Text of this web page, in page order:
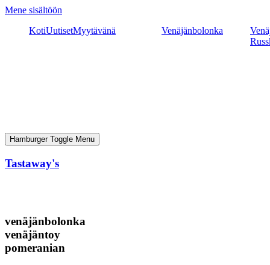
Mene sisältöön
KotiUutisetMyytävänä Venäjänbolonka
Hamburger Toggle Menu
Tastaway's
venäjänbolonka
venäjäntoy
pomeranian